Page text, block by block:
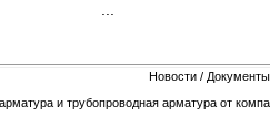
...
Новости / Документы
и трубопроводная арматура от